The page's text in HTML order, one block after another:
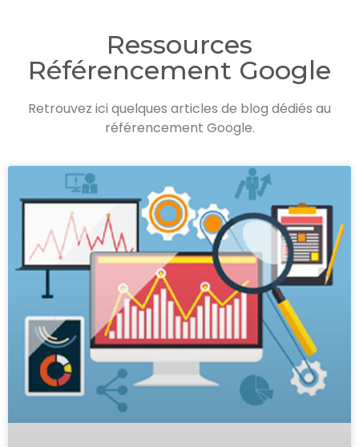
Ressources
Référencement Google
Retrouvez ici quelques articles de blog dédiés au
référencement Google.